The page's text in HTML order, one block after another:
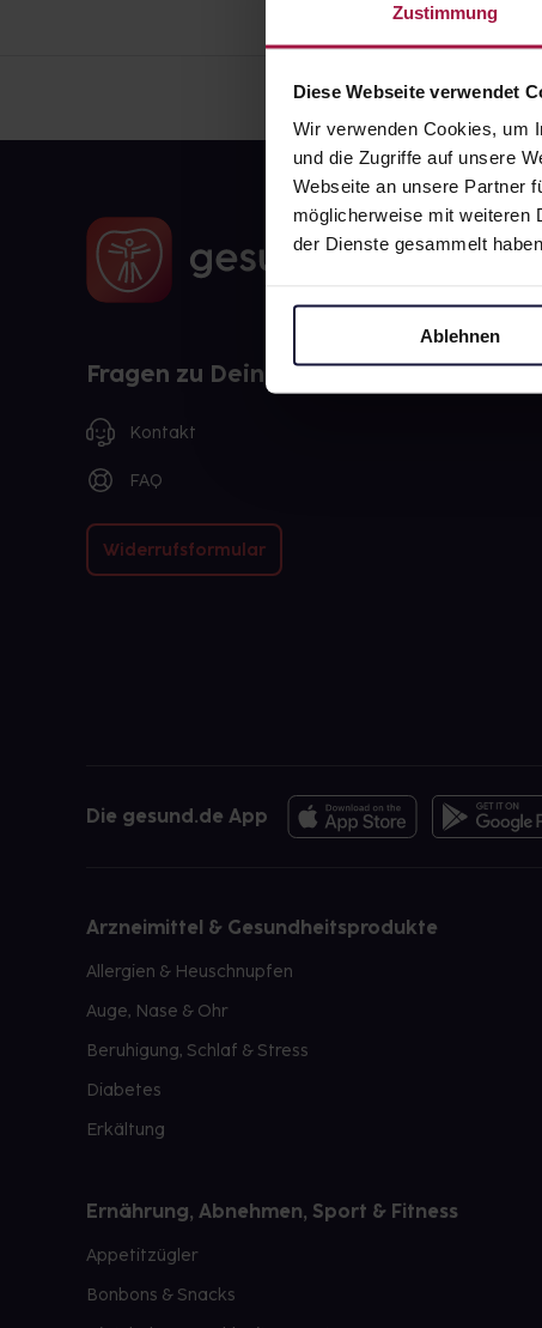
Zustimmung
Diese Webseite verwendet
Wir verwenden Cookies, um
und die Zugriffe auf unsere
Webseite an unsere Partner
möglicherweise mit weiteren
der Dienste gesammelt
Ablehnen
Fragen zu Deiner Bestellung?
Kontakt
FAQ
Widerrufsformular
Die gesund.de App
Arzneimittel & Gesundheitsprodukte
Allergien & Heuschnupfen
Auge, Nase & Ohr
Beruhigung, Schlaf & Stress
Diabetes
Erkältung
Ernährung, Abnehmen, Sport & Fitness
Appetitzügler
Bonbons & Snacks